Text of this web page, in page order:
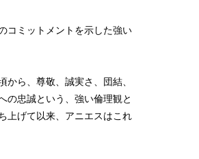
コミットメントを示した強い
ら、尊敬、誠実さ、団結、
の忠誠という、強い倫理観と
上げて以来、アニエスはこれ